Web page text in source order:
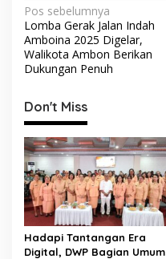
N
a
v
i
g
a
s
i
p
o
s
Pos sebelumnya
Lomba Gerak Jalan Indah
Amboina 2025 Digelar,
Walikota Ambon Berikan
Dukungan Penuh
Don't Miss
Hadapi Tantangan Era
Digital, DWP Bagian Umum